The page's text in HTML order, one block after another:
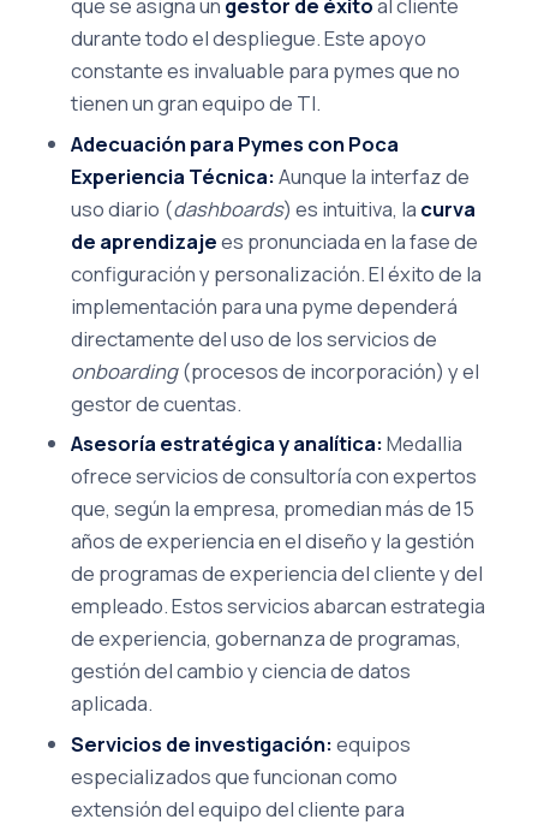
durante todo el despliegue. Este apoyo
constante es invaluable para pymes que no
tienen un gran equipo de TI.
Adecuación para Pymes con Poca
Experiencia Técnica:Aunque la interfaz de
uso diario (dashboards) es intuitiva, la curva
de aprendizajees pronunciada en la fase de
configuración y personalización. El éxito de la
implementación para una pyme dependerá
directamente del uso de los servicios de
onboarding(procesos de incorporación) y el
gestor de cuentas.
Asesoría estratégica y analítica:Medallia
ofrece servicios de consultoría con expertos
que, según la empresa, promedian más de 15
años de experiencia en el diseño y la gestión
de programas de experiencia del cliente y del
empleado. Estos servicios abarcan estrategia
de experiencia, gobernanza de programas,
gestión del cambio y ciencia de datos
aplicada.
Servicios de investigación:equipos
especializados que funcionan como
extensión del equipo del cliente para